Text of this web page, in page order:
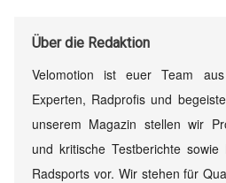
Überdie Redaktion
Velomotion ist euer Team
Experten, Radprofis und
unserem Magazin stellen wir
und kritische Testberichte
Radsports vor. Wir stehen für